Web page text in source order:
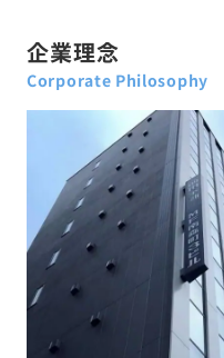
製品情報
お知らせ
採用情報
平日
企業理念
Corporate Philosophy